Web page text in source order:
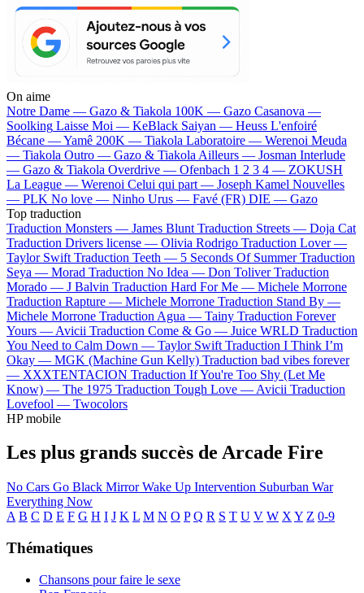
On aime
Notre Dame — Gazo & Tiakola 100K — Gazo Casanova —
Soolking Laisse Moi — KeBlack Saiyan — Heuss L'enfoiré
Bécane —Yamê 200K — Tiakola Laboratoire — Werenoi Meuda
— Tiakola Outro — Gazo & Tiakola Ailleurs — Josman Interlude
— Gazo & Tiakola Overdrive — Ofenbach 1 2 3 4 — ZOKUSH
La League — Werenoi Celui qui part — Joseph Kamel Nouvelles
— PLK No love — Ninho Urus — Favé (FR) DIE — Gazo
Top traduction
Traduction Monsters — James Blunt Traduction Streets — Doja Cat
Traduction Drivers license — Olivia Rodrigo Traduction Lover —
Taylor Swift Traduction Teeth — 5 Seconds Of Summer Traduction
Seya — Morad Traduction No Idea — Don Toliver Traduction
Morado — J Balvin Traduction Hard For Me — Michele Morrone
Traduction Rapture — Michele Morrone Traduction Stand By —
Michele Morrone Traduction Agua — Tainy Traduction Forever
Yours — Avicii Traduction Come & Go — Juice WRLD Traduction
You Need to Calm Down — Taylor Swift Traduction I Think I’m
Okay — MGK (Machine Gun Kelly) Traduction bad vibes forever
— XXXTENTACION Traduction If You're Too Shy (Let Me
Know) — The 1975 Traduction Tough Love — Avicii Traduction
Lovefool — Twocolors
HP mobile
Les plus grands succès de Arcade Fire
No Cars Go Black MirrorWake Up Intervention Suburban War
Everything Now
A B C D E F G H I J K L M N O P Q R S T U V W X Y Z 0-9
Thématiques
Chansons pour faire le sexe